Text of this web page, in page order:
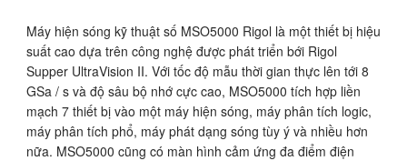
Máy hiện sóng kỹ thuật số MSO5000 Rigol là một thiết bị hiệu
suất cao dựa trên công nghệ được phát triển bới Rigol
Supper UltraVision II. Với tốc độ mẫu thời gian thực lên tới 8
GSa / s và độ sâu bộ nhớ cực cao, MSO5000 tích hợp liền
mạch 7 thiết bị vào một máy hiện sóng, máy phân tích logic,
máy phân tích phổ, máy phát dạng sóng tùy ý và nhiều hơn
nữa. MSO5000 cũng có màn hình cảm ứng đa điểm điện